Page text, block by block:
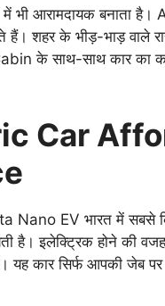
आरामदायक बनाता है। AC
शहर के भीड़-भाड़ वाले
के साथ-साथ कार का
Car
EV भारत में सबसे
है। इलेक्ट्रिक होने की
यह कार सिर्फ आपकी जेब